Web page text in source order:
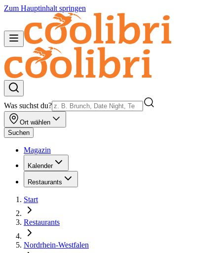
Zum Hauptinhalt springen
Was suchst du?
Ort wählen
Suchen
Magazin
Kalender
Restaurants
Start
Restaurants
Nordrhein-Westfalen